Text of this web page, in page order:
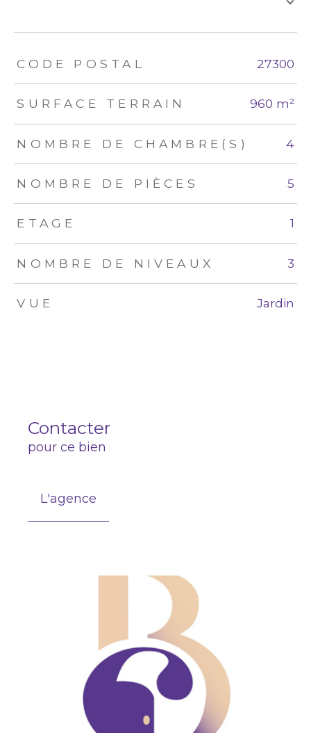
TRAD_ZEPHYR_Caracteristique TRAD_ZEPHYR_Valeurs
CODE POSTAL 27300
SURFACE TERRAIN 960 m²
NOMBRE DE CHAMBRE(S) 4
NOMBRE DE PIÈCES 5
ETAGE 1
NOMBRE DE NIVEAUX 3
VUE Jardin
Contacter
pour ce bien
L'agence